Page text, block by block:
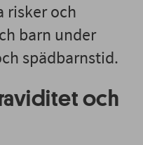
risker och
barn under
spädbarnstid.
och